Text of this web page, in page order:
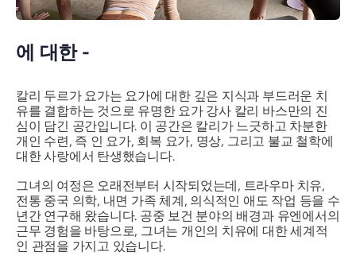
에 대한 -
칼리 두르가 요가는 요가에 대한 깊은 지식과 부드러운 치
유를 결합하는 것으로 유명한 요가 강사 칼리 바스만의 진
심이 담긴 공간입니다. 이 공간은 칼리가 느긋하고 차분한
개인 수련, 즉 인 요가, 회복 요가, 명상, 그리고 불교 철학에
대한 사랑에서 탄생했습니다.
그녀의 여정은 오래전부터 시작되었는데, 트라우마 치유,
전통 중국 의학, 내면 가족 체계, 의식적인 애도 작업 등을 수
년간 연구해 왔습니다. 공중 보건 분야의 배경과 유엔에서의
근무 경험을 바탕으로, 그녀는 개인의 치유에 대한 세계적
인 관점을 가지고 있습니다.